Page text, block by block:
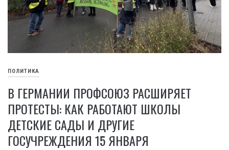
ПОЛИТИКА
В ГЕРМАНИИ ПРОФСОЮЗ РАСШИРЯЕТ
ПРОТЕСТЫ: КАК РАБОТАЮТ ШКОЛЫ
ДЕТСКИЕ САДЫ И ДРУГИЕ
ГОСУЧРЕЖДЕНИЯ 15 ЯНВАРЯ